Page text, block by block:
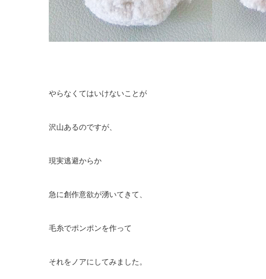
やらなくてはいけないことが
沢山あるのですが、
現実逃避からか
急に創作意欲が湧いてきて、
毛糸でポンポンを作って
それをノアにしてみました。